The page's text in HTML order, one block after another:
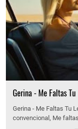
Gerina - Me Faltas Tu
Gerina - Me Faltas Tu
convencional, Me